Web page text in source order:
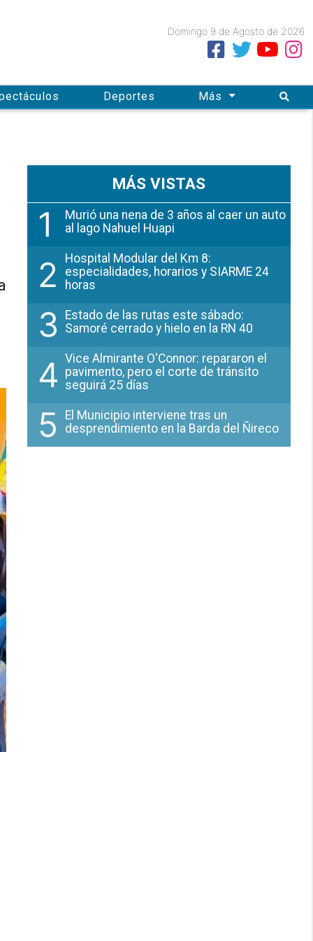
Domingo 9 de Agosto de 2026
Deportes Más
MÁS VISTAS
1
Murió una nena de 3 años al caer un auto
al lago Nahuel Huapi
2
Hospital Modular del Km 8:
especialidades, horarios y SIARME 24
horas
3
Estado de las rutas este sábado:
Samoré cerrado y hielo en la RN 40
4 Vice Almirante O'Connor: repararon el
pavimento, pero el corte de tránsito
seguirá 25 días
5
El Municipio interviene tras un
desprendimiento en la Barda del Ñireco